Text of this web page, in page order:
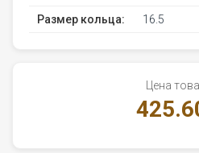
Размер кольца: 16.5
Цена